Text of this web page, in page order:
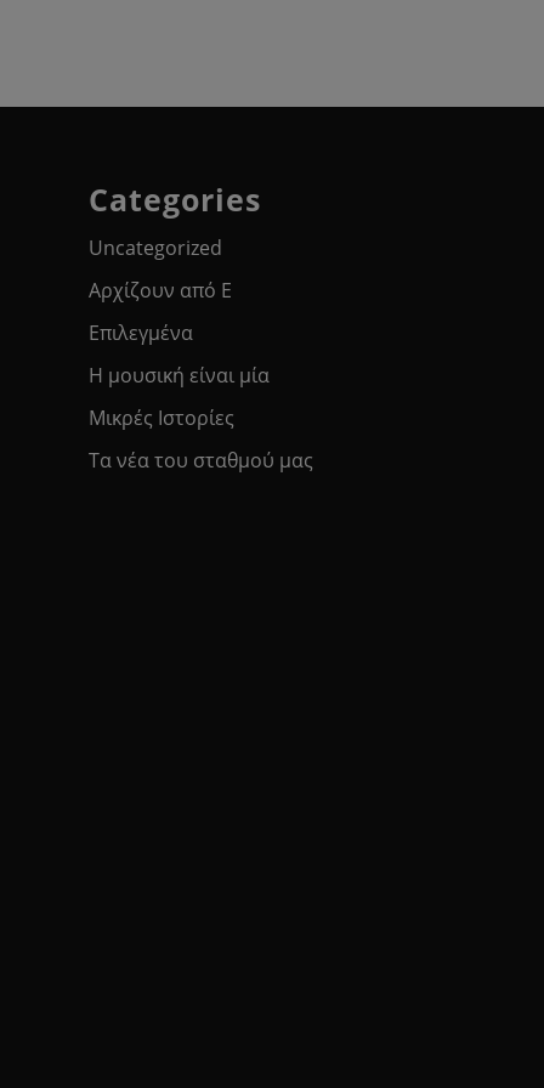
Categories
Uncategorized
Αρχίζουν από Ε
Επιλεγμένα
Η μουσική είναι μία
Μικρές Ιστορίες
Τα νέα του σταθμού μας